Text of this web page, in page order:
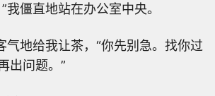
我僵直地站在办公室中央。
气地给我让茶，“你先别急。找你过
出问题。”